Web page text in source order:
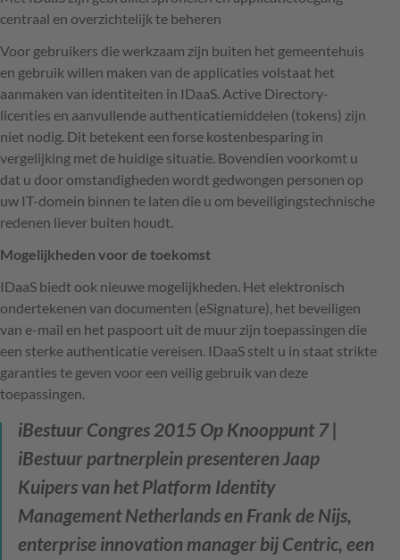
centraal en overzichtelijk te beheren
Voor gebruikers die werkzaam zijn buiten het gemeentehuis
en gebruik willen maken van de applicaties volstaat het
aanmaken van identiteiten in IDaaS. Active Directory-
licenties en aanvullende authenticatiemiddelen (tokens) zijn
niet nodig. Dit betekent een forse kostenbesparing in
vergelijking met de huidige situatie. Bovendien voorkomt u
dat u door omstandigheden wordt gedwongen personen op
uw IT-domein binnen te laten die u om beveiligingstechnische
redenen liever buiten houdt.
Mogelijkheden voor de toekomst
IDaaS biedt ook nieuwe mogelijkheden. Het elektronisch
ondertekenen van documenten (eSignature), het beveiligen
van e-mail en het paspoort uit de muur zijn toepassingen die
een sterke authenticatie vereisen. IDaaS stelt u in staat strikte
garanties te geven voor een veilig gebruik van deze
toepassingen.
iBestuur Congres 2015 Op Knooppunt 7 |
iBestuur partnerplein presenteren Jaap
Kuipers van het Platform Identity
Management Netherlands en Frank de Nijs,
enterprise innovation manager bij Centric, een